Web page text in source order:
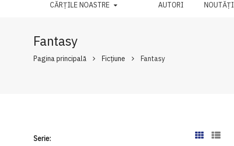
CĂRȚILE NOASTRE AUTORI NOUTĂȚI
Fantasy
Pagina principală Ficțiune Fantasy
Serie